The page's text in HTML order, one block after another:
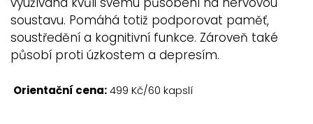
soustavu. Pomáhá totiž podporovat paměť,
soustředění a kognitivní funkce. Zároveň také
působí proti úzkostem a depresím.
Orientační cena:499 Kč/60 kapslí